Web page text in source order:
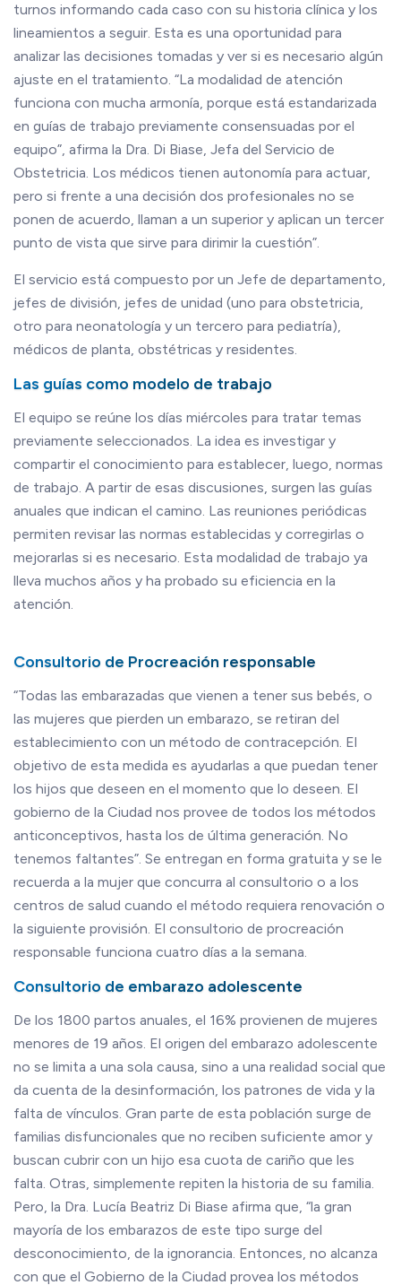
turnos informando cada caso con su historia clínica y los
lineamientos a seguir. Esta es una oportunidad para
analizar las decisiones tomadas y ver si es necesario algún
ajuste en el tratamiento. “La modalidad de atención
funciona con mucha armonía, porque está estandarizada
en guías de trabajo previamente consensuadas por el
equipo”, afirma la Dra. Di Biase, Jefa del Servicio de
Obstetricia. Los médicos tienen autonomía para actuar,
pero si frente a una decisión dos profesionales no se
ponen de acuerdo, llaman a un superior y aplican un tercer
punto de vista que sirve para dirimir la cuestión”.
El servicio está compuesto por un Jefe de departamento,
jefes de división, jefes de unidad (uno para obstetricia,
otro para neonatología y un tercero para pediatría),
médicos de planta, obstétricas y residentes.
Las guías como modelo de trabajo
El equipo se reúne los días miércoles para tratar temas
previamente seleccionados. La idea es investigar y
compartir el conocimiento para establecer, luego, normas
de trabajo. A partir de esas discusiones, surgen las guías
anuales que indican el camino. Las reuniones periódicas
permiten revisar las normas establecidas y corregirlas o
mejorarlas si es necesario. Esta modalidad de trabajo ya
lleva muchos años y ha probado su eficiencia en la
atención.
Consultorio de Procreación responsable
“Todas las embarazadas que vienen a tener sus bebés, o
las mujeres que pierden un embarazo, se retiran del
establecimiento con un método de contracepción. El
objetivo de esta medida es ayudarlas a que puedan tener
los hijos que deseen en el momento que lo deseen. El
gobierno de la Ciudad nos provee de todos los métodos
anticonceptivos, hasta los de última generación. No
tenemos faltantes”. Se entregan en forma gratuita y se le
recuerda a la mujer que concurra al consultorio o a los
centros de salud cuando el método requiera renovación o
la siguiente provisión. El consultorio de procreación
responsable funciona cuatro días a la semana.
Consultorio de embarazo adolescente
De los 1800 partos anuales, el 16% provienen de mujeres
menores de 19 años. El origen del embarazo adolescente
no se limita a una sola causa, sino a una realidad social que
da cuenta de la desinformación, los patrones de vida y la
falta de vínculos. Gran parte de esta población surge de
familias disfuncionales que no reciben suficiente amor y
buscan cubrir con un hijo esa cuota de cariño que les
falta. Otras, simplemente repiten la historia de su familia.
Pero, la Dra. Lucía Beatriz Di Biase afirma que, “la gran
mayoría de los embarazos de este tipo surge del
desconocimiento, de la ignorancia. Entonces, no alcanza
con que el Gobierno de la Ciudad provea los métodos